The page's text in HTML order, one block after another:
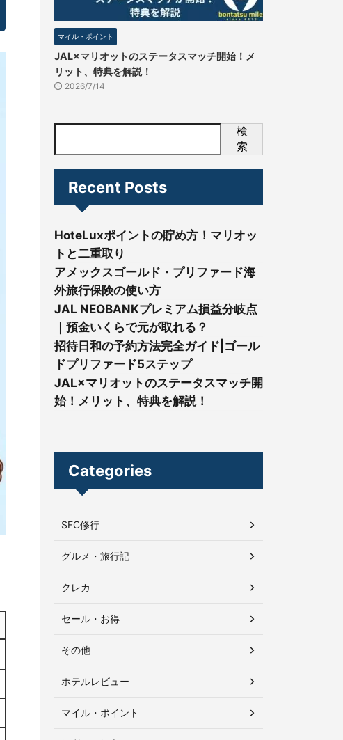
マイル・ポイント
JAL×マリオットのステータスマッチ開始！メ
リット、特典を解説！
2026/7/14
検
索
Recent Posts
HoteLuxポイントの貯め方！マリオッ
トと二重取り
アメックスゴールド・プリファード海
外旅行保険の使い方
JAL NEOBANKプレミアム損益分岐点
｜預金いくらで元が取れる？
招待日和の予約方法完全ガイド|ゴール
ドプリファード5ステップ
JAL×マリオットのステータスマッチ開
始！メリット、特典を解説！
Categories
SFC修行
グルメ・旅行記
クレカ
セール・お得
その他
ホテルレビュー
マイル・ポイント